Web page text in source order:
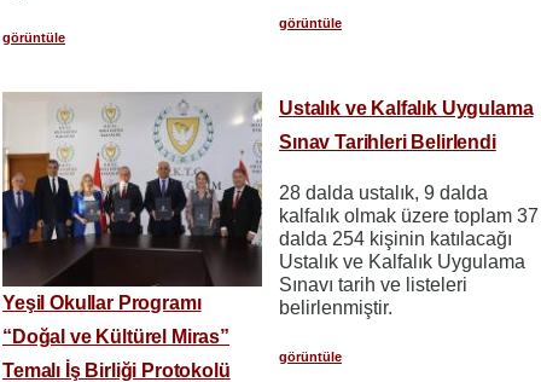
görüntüle
görüntüle
Yeşil Okullar Programı
“Doğal ve Kültürel Miras”
Temalı İş Birliği Protokolü
Ustalık ve Kalfalık Uygulama
Sınav Tarihleri Belirlendi
28 dalda ustalık, 9 dalda
kalfalık olmak üzere toplam 37
dalda 254 kişinin katılacağı
Ustalık ve Kalfalık Uygulama
Sınavı tarih ve listeleri
belirlenmiştir.
görüntüle